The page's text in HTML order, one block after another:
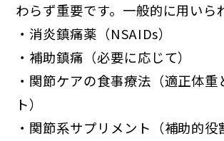
わらず重要です。一般的に用いら
・消炎鎮痛薬（NSAIDs）
・補助鎮痛（必要に応じて）
・関節ケアの食事療法（適正体重
ト）
・関節系サプリメント（補助的役